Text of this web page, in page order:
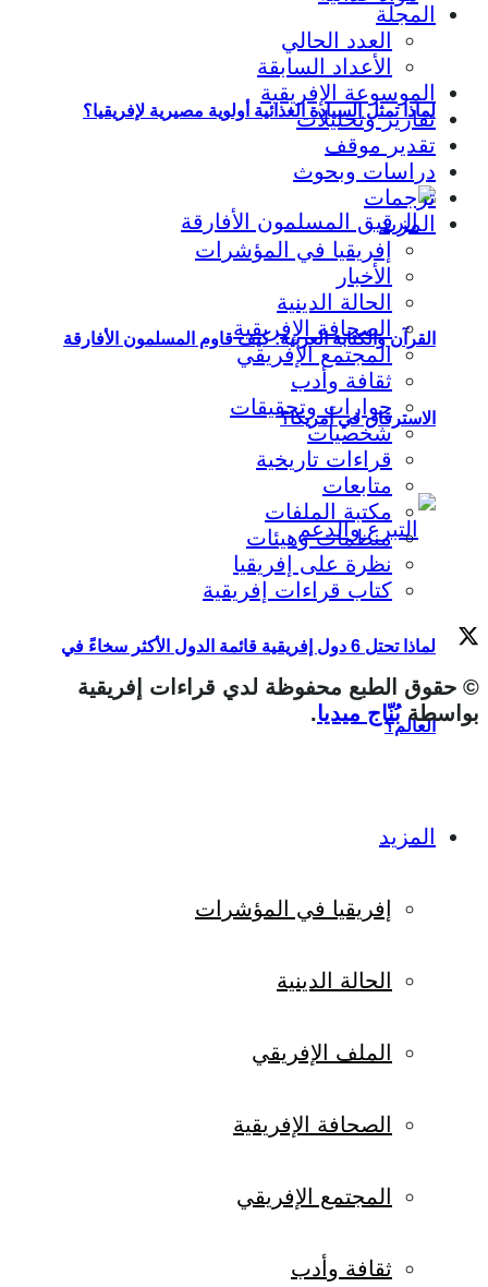
لماذا تمثل السيادة الغذائية أولوية مصيرية لإفريقيا؟
القرآن والكتابة العربية: كيف قاوم المسلمون الأفارقة
الاسترقاق في أمريكا؟
لماذا تحتل 6 دول إفريقية قائمة الدول الأكثر سخاءً في
العالم؟
المزيد
إفريقيا في المؤشرات
الحالة الدينية
الملف الإفريقي
الصحافة الإفريقية
المجتمع الإفريقي
ثقافة وأدب
المجلة
العدد الحالي
الأعداد السابقة
الموسوعة الإفريقية
تقارير وتحليلات
تقدير موقف
دراسات وبحوث
ترجمات
المزيد
إفريقيا في المؤشرات
الأخبار
الحالة الدينية
الصحافة الإفريقية
المجتمع الإفريقي
ثقافة وأدب
حوارات وتحقيقات
شخصيات
قراءات تاريخية
متابعات
مكتبة الملفات
منظمات وهيئات
نظرة على إفريقيا
كتاب قراءات إفريقية
© حقوق الطبع محفوظة لدي قراءات إفريقية
بواسطةبُنّاج ميديا.